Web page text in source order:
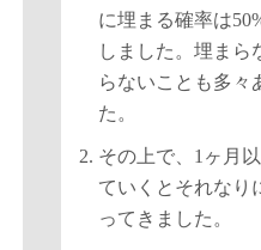
に埋まる確率は
しました。埋まら
らないことも多々
た。
その上で、1ヶ月
ていくとそれなり
ってきました。